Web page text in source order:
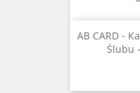
AB CARD -
Ślubu